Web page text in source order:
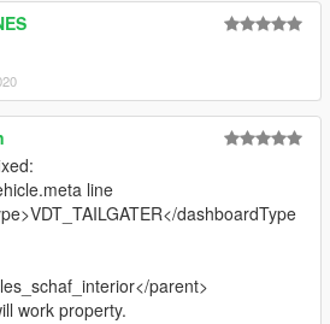
line
dashboardType
parent>
work property.